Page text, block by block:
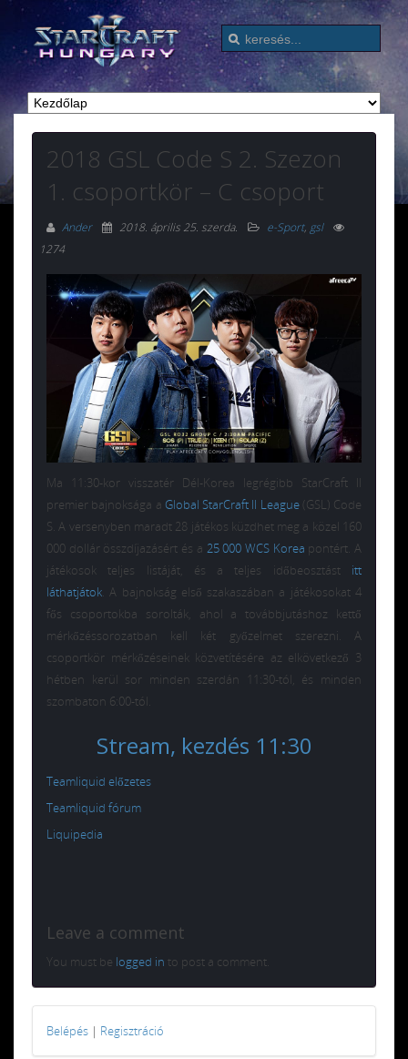
2018 GSL Code S 2. Szezon
1. csoportkör – C csoport
Ander 2018. április 25. szerda. e-Sport, gsl
1274
Ma 11:30-kor visszatér Dél-Korea legrégibb StarCraft II
premier bajnoksága a Global StarCraft II League(GSL) Code
S. A versenyben maradt 28 játékos küzdhet meg a közel 160
000 dollár összdíjazásért és a 25 000 WCS Korea pontért. A
játékosok teljes listáját, és a teljes időbeosztást itt
láthatjátok. A bajnokság első szakaszában a játékosokat 4
fős csoportokba sorolták, ahol a továbbjutáshoz kettő
mérkőzéssorozatban kell két győzelmet szerezni. A
csoportkör mérkőzéseinek közvetítésére az elkövetkező 3
hétben kerül sor minden szerdán 11:30-tól, és minden
szombaton 6:00-tól.
Stream, kezdés 11:30
Teamliquid előzetes
Teamliquid fórum
Liquipedia
Leave a comment
You must be logged in to post a comment.
Belépés | Regisztráció